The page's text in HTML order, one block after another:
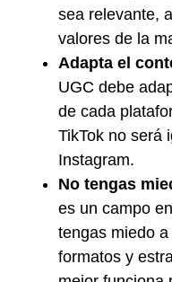
sea relevante,
valores de la
Adapta el
UGC debe
de cada
TikTok no será
Instagram.
No tengas
es un campo
tengas miedo
formatos y